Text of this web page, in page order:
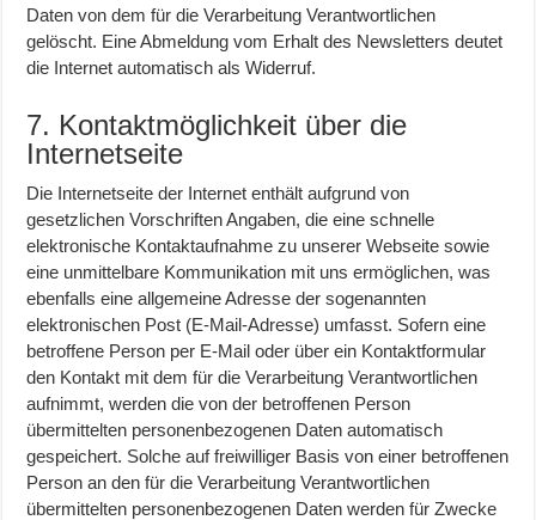
Daten von dem für die Verarbeitung Verantwortlichen
gelöscht. Eine Abmeldung vom Erhalt des Newsletters deutet
die Internet automatisch als Widerruf.
7. Kontaktmöglichkeit über die
Internetseite
Die Internetseite der Internet enthält aufgrund von
gesetzlichen Vorschriften Angaben, die eine schnelle
elektronische Kontaktaufnahme zu unserer Webseite sowie
eine unmittelbare Kommunikation mit uns ermöglichen, was
ebenfalls eine allgemeine Adresse der sogenannten
elektronischen Post (E-Mail-Adresse) umfasst. Sofern eine
betroffene Person per E-Mail oder über ein Kontaktformular
den Kontakt mit dem für die Verarbeitung Verantwortlichen
aufnimmt, werden die von der betroffenen Person
übermittelten personenbezogenen Daten automatisch
gespeichert. Solche auf freiwilliger Basis von einer betroffenen
Person an den für die Verarbeitung Verantwortlichen
übermittelten personenbezogenen Daten werden für Zwecke